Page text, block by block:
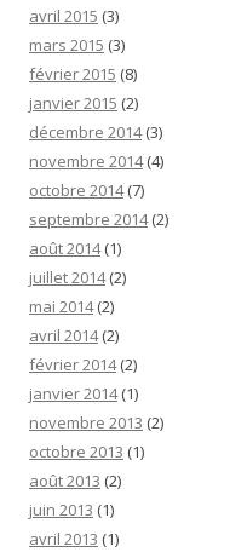
avril 2015 (3)
mars 2015 (3)
février 2015 (8)
janvier 2015 (2)
décembre 2014(3)
novembre 2014(4)
octobre 2014(7)
septembre 2014(2)
août 2014(1)
juillet 2014(2)
mai 2014(2)
avril 2014(2)
février 2014(2)
janvier 2014(1)
novembre 2013 (2)
octobre 2013 (1)
août 2013 (2)
juin 2013 (1)
avril 2013 (1)